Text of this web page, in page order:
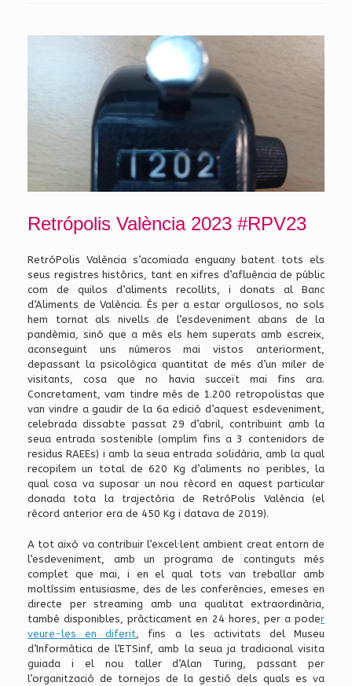
Retrópolis València 2023 #RPV23
RetróPolis València s’acomiada enguany batent tots els
seus registres històrics, tant en xifres d’afluència de públic
com de quilos d’aliments recollits, i donats al Banc
d’Aliments de València. És per a estar orgullosos, no sols
hem tornat als nivells de l’esdeveniment abans de la
pandèmia, sinó que a més els hem superats amb escreix,
aconseguint uns números mai vistos anteriorment,
depassant la psicològica quantitat de més d’un miler de
visitants, cosa que no havia succeït mai fins ara.
Concretament, vam tindre més de 1.200 retropolistas que
van vindre a gaudir de la 6a edició d’aquest esdeveniment,
celebrada dissabte passat 29 d’abril, contribuint amb la
seua entrada sostenible (omplim fins a 3 contenidors de
residus RAEEs) i amb la seua entrada solidària, amb la qual
recopilem un total de 620 Kg d’aliments no peribles, la
qual cosa va suposar un nou rècord en aquest particular
donada tota la trajectòria de RetróPolis València (el
rècord anterior era de 450 Kg i datava de 2019).
A tot això va contribuir l’excel·lent ambient creat entorn de
l’esdeveniment, amb un programa de continguts més
complet que mai, i en el qual tots van treballar amb
moltíssim entusiasme, des de les conferències, emeses en
directe per streaming amb una qualitat extraordinària,
també disponibles, pràcticament en 24 hores, per a poder
veure-les en diferit , fins a les activitats del Museu
d’Informàtica de l’ETSinf, amb la seua ja tradicional visita
guiada i el nou taller d’Alan Turing, passant per
l’organització de tornejos de la gestió dels quals es va